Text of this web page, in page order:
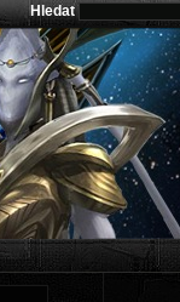
Hledat